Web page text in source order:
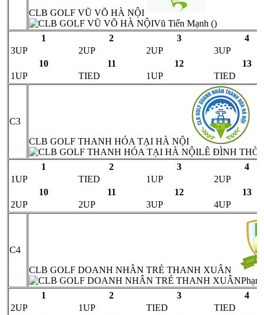
CLB GOLF VŨ VÕ HÀ NỘI
Vũ Tiến Mạnh ()
1
2 3
4
3UP
2UP 2UP
3UP
10
11 12
13
1UP
TIED 1UP TIED
C3
CLB GOLF THANH HÓA TẠI HÀ NỘI
LÊ ĐÌNH THỜI
1
2 3
4
1UP
TIED 1UP
2UP
10
11 12
13
2UP
2UP 3UP 4UP
C4
CLB GOLF DOANH NHÂN TRẺ THANH XUÂN
1
2 3
4
2UP
1UP TIED
TIED